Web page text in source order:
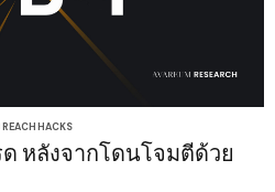
HACKS
หลังจากโดนโจมตีด้วย